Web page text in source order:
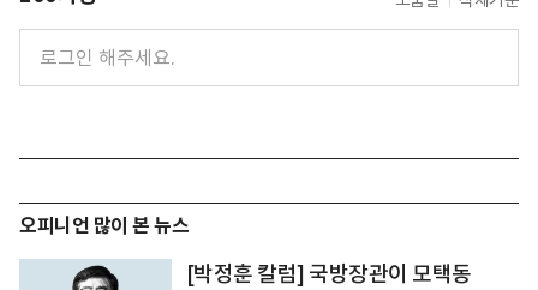
오피니언 많이 본 뉴스
[박정훈 칼럼] 국방장관이 모택동